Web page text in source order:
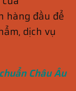
hàng đầu để
dịch vụ
chuẩn Châu Âu